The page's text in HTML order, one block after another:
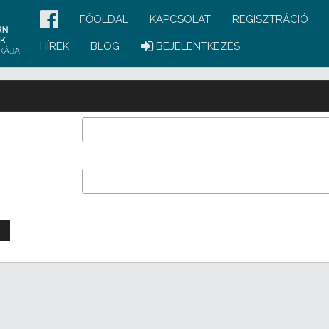
FŐOLDAL KAPCSOLAT REGISZTRÁCIÓ
HÍREK BLOG BEJELENTKEZÉS